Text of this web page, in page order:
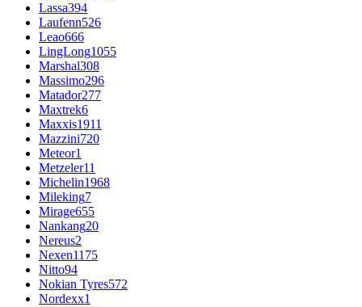
Lassa394
Laufenn526
Leao666
LingLong1055
Marshal308
Massimo296
Matador277
Maxtrek6
Maxxis1911
Mazzini720
Meteor1
Metzeler11
Michelin1968
Mileking7
Mirage655
Nankang20
Nereus2
Nexen1175
Nitto94
Nokian Tyres572
Nordexx1